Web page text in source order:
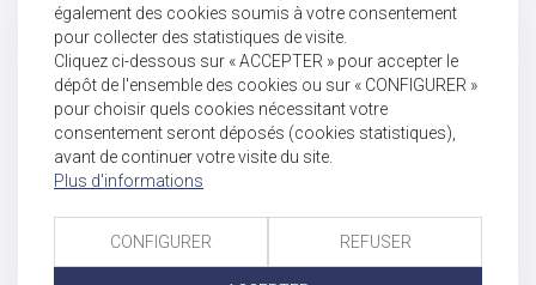
également des cookies soumis à votre consentement
pour collecter des statistiques de visite.
Cliquez ci-dessous sur « ACCEPTER » pour accepter le
dépôt de l'ensemble des cookies ou sur « CONFIGURER »
pour choisir quels cookies nécessitant votre
consentement seront déposés (cookies statistiques),
avant de continuer votre visite du site.
Plus d'informations
CONFIGURER REFUSER